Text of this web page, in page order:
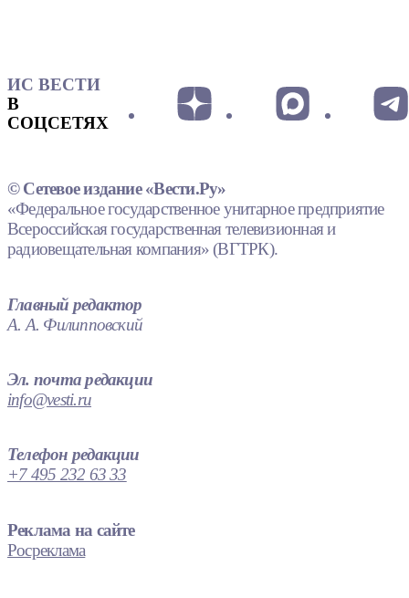
ИС ВЕСТИ
В
СОЦСЕТЯХ
© Сетевое издание «Вести.Ру»
«Федеральное государственное унитарное предприятие
Всероссийская государственная телевизионная и
радиовещательная компания» (ВГТРК).
Главный редактор
А. А. Филипповский
Эл. почта редакции
info@vesti.ru
Телефон редакции
+7 495 232 63 33
Реклама на сайте
Росреклама